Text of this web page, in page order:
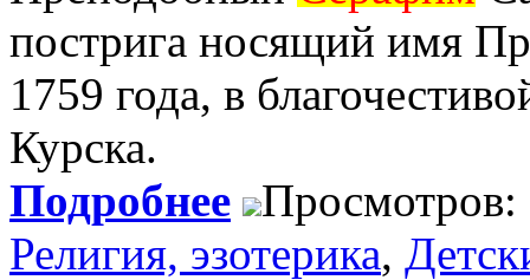
пострига носящий имя
1759 года, в
Курска.
Подробнее
Просмотров:
Религия, эзотерика,